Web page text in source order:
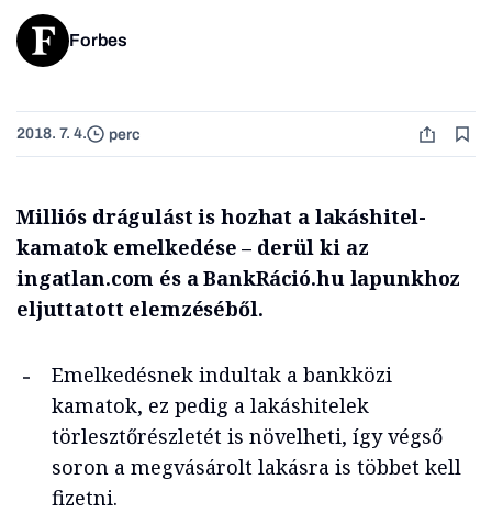
Forbes
2018. 7. 4. perc
Milliós drágulást is hozhat a lakáshitel-
kamatok emelkedése – derül ki az
ingatlan.com és a BankRáció.hu lapunkhoz
eljuttatott elemzéséből.
Emelkedésnek indultak a bankközi
kamatok, ez pedig a lakáshitelek
törlesztőrészletét is növelheti, így végső
soron a megvásárolt lakásra is többet kell
fizetni.